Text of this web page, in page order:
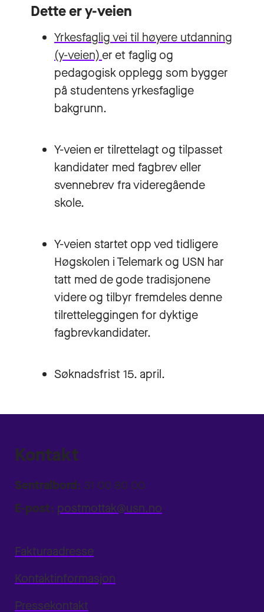
Dette er y-veien
Yrkesfaglig vei til høyere utdanning
(y-veien) er et faglig og
pedagogisk opplegg som bygger
på studentens yrkesfaglige
bakgrunn.
Y-veien er tilrettelagt og tilpasset
kandidater med fagbrev eller
svennebrev fra videregående
skole.
Y-veien startet opp ved tidligere
Høgskolen i Telemark og USN har
tatt med de gode tradisjonene
videre og tilbyr fremdeles denne
tilretteleggingen for dyktige
fagbrevkandidater.
Søknadsfrist 15. april.
Kontakt
Sentralbord: 31 00 80 00
E-post: postmottak@usn.no
Fakturaadresse
Kontaktinformasjon
Pressekontakt